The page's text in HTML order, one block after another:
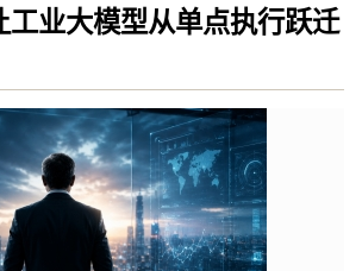
工业大模型从单点执行跃迁